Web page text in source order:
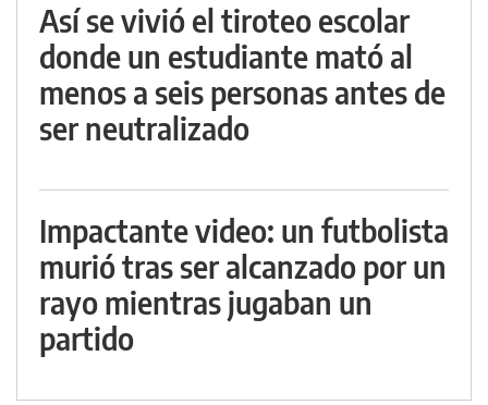
Así se vivió el tiroteo escolar
donde un estudiante mató al
menos a seis personas antes de
ser neutralizado
Impactante video: un futbolista
murió tras ser alcanzado por un
rayo mientras jugaban un
partido